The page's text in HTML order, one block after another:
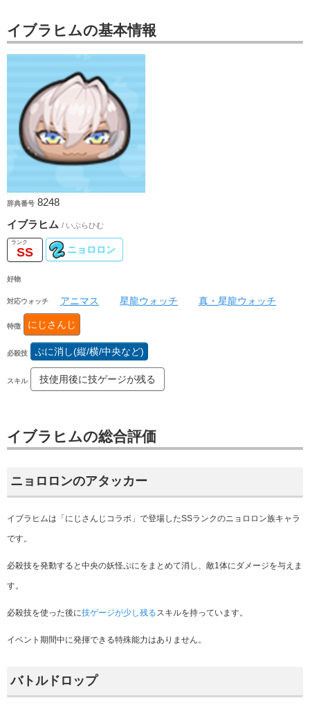
イブラヒムの基本情報
辞典番号 8248
イブラヒム / いぶらひむ
SS ニョロロン
好物
対応ウォッチ アニマス 星龍ウォッチ 真・星龍ウォッチ
特徴 にじさんじ
必殺技 ぷに消し(縦/横/中央など)
スキル 技使用後に技ゲージが残る
イブラヒムの総合評価
ニョロロンのアタッカー
イブラヒムは「にじさんじコラボ」で登場したSSランクのニョロロン族キャラ
です。
必殺技を発動すると中央の妖怪ぷにをまとめて消し、敵1体にダメージを与えま
す。
必殺技を使った後に技ゲージが少し残る スキルを持っています。
イベント期間中に発揮できる特殊能力はありません。
バトルドロップ